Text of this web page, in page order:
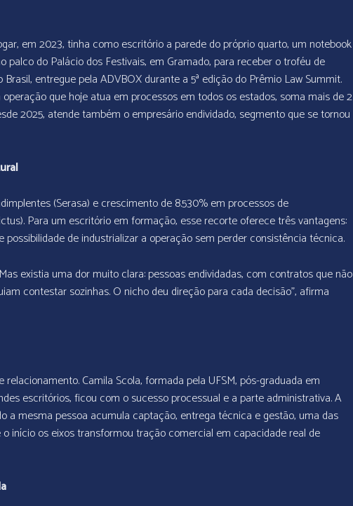
em 2023, tinha como escritório a parede do próprio quarto, um notebook
palco do Palácio dos Festivais, em Gramado, para receber o troféu de
entregue pela ADVBOX durante a 5ª edição do Prêmio Law Summit.
que hoje atua em processos em todos os estados, soma mais de 2
2025, atende também o empresário endividado, segmento que se tornou
(Serasa) e crescimento de 8.530% em processos de
Para um escritório em formação, esse recorte oferece três vantagens:
de industrializar a operação sem perder consistência técnica.
existia uma dor muito clara: pessoas endividadas, com contratos que não
contestar sozinhas. O nicho deu direção para cada decisão”, afirma
Camila Scola, formada pela UFSM, pós-graduada em
escritórios, ficou com o sucesso processual e a parte administrativa. A
a mesma pessoa acumula captação, entrega técnica e gestão, uma das
início os eixos transformou tração comercial em capacidade real de